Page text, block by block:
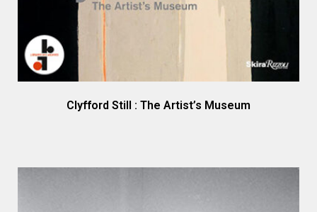
Clyfford Still : The Artist’s Museum